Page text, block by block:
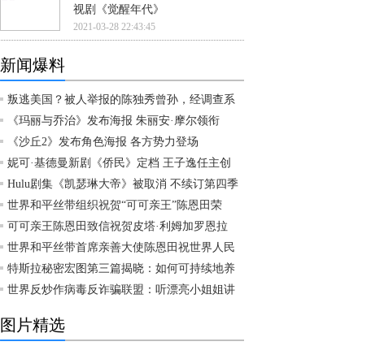
视剧《觉醒年代》
2021-03-28 22:43:45
新闻爆料
叛逃美国？被人举报的陈独秀曾孙，经调查系
《玛丽与乔治》发布海报 朱丽安·摩尔领衔
《沙丘2》发布角色海报 各方势力登场
妮可·基德曼新剧《侨民》定档 王子逸任主创
Hulu剧集《凯瑟琳大帝》被取消 不续订第四季
世界和平丝带组织祝贺“可可亲王”陈恩田荣
可可亲王陈恩田致信祝贺皮塔·利姆加罗恩拉
世界和平丝带首席亲善大使陈恩田祝世界人民
特斯拉秘密宏图第三篇揭晓：如何可持续地养
世界反炒作病毒反诈骗联盟：听漂亮小姐姐讲
图片精选